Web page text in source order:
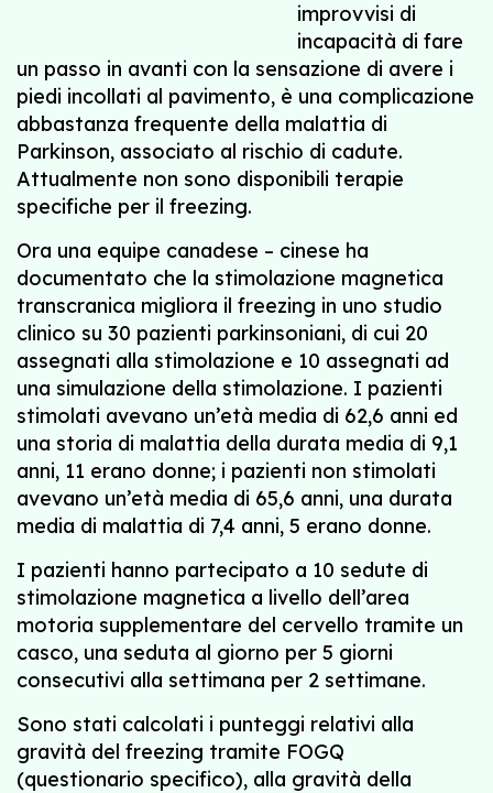
improvvisi di
incapacità di fare
un passo in avanti con la sensazione di avere i
piedi incollati al pavimento, è una complicazione
abbastanza frequente della malattia di
Parkinson, associato al rischio di cadute.
Attualmente non sono disponibili terapie
specifiche per il freezing.
Ora una equipe canadese – cinese ha
documentato che la stimolazione magnetica
transcranica migliora il freezing in uno studio
clinico su 30 pazienti parkinsoniani, di cui 20
assegnati alla stimolazione e 10 assegnati ad
una simulazione della stimolazione. I pazienti
stimolati avevano un’età media di 62,6 anni ed
una storia di malattia della durata media di 9,1
anni, 11 erano donne; i pazienti non stimolati
avevano un’età media di 65,6 anni, una durata
media di malattia di 7,4 anni, 5 erano donne.
I pazienti hanno partecipato a 10 sedute di
stimolazione magnetica a livello dell’area
motoria supplementare del cervello tramite un
casco, una seduta al giorno per 5 giorni
consecutivi alla settimana per 2 settimane.
Sono stati calcolati i punteggi relativi alla
gravità del freezing tramite FOGQ
(questionario specifico), alla gravità della